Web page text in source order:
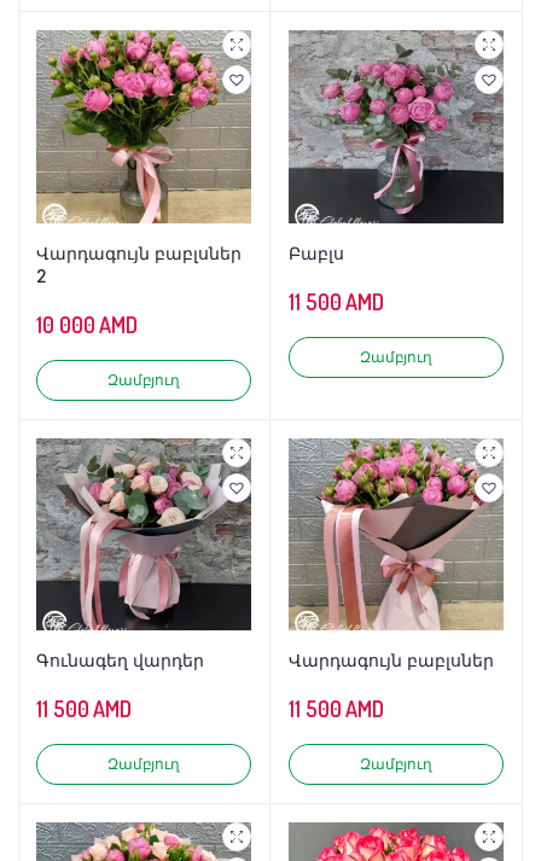
Վարդագույն բաբլսներ
2
10 000AMD
Զամբյուղ
Բաբլս
11 500AMD
Զամբյուղ
Գունագեղ վարդեր
11 500AMD
Զամբյուղ
Վարդագույն բաբլսներ
11 500AMD
Զամբյուղ